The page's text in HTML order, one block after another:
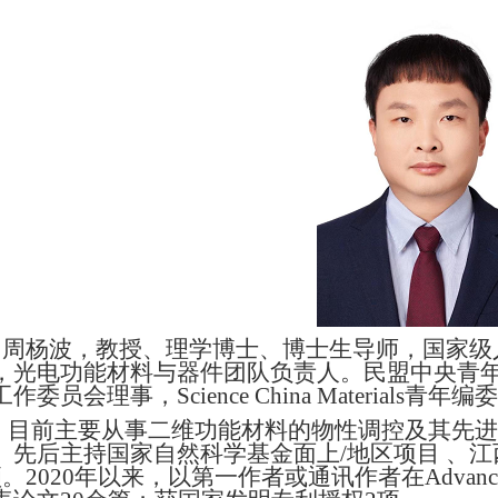
周杨波，教授、理学博士、博士生导师， 国家
光电功能材料与器件团队负责人。民盟中央青
作委员会理事， Science China Materials青年编
目前主要从事二维功能材料的物性调控及其先
先后主持国家自然科学基金面上/地区项目 、
2020年以来，以第一作者或通讯作者在